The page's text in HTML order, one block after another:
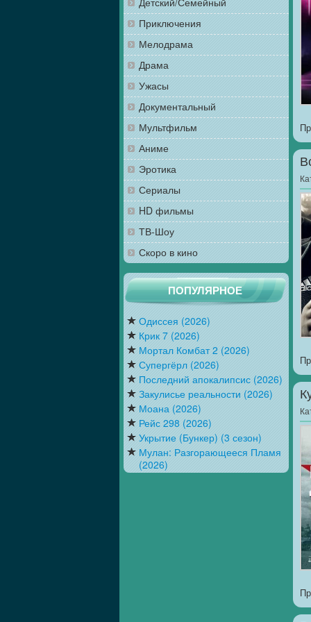
Приключения
Мелодрама
Драма
Ужасы
Документальный
Мультфильм
Аниме
Эротика
Сериалы
HD фильмы
ТВ-Шоу
Скоро в кино
ПОПУЛЯРНОЕ
Одиссея (2026)
Крик 7 (2026)
Мортал Комбат 2 (2026)
Супергёрл (2026)
Последний апокалипсис (2026)
Закулисье реальности (2026)
Моана (2026)
Рейс 298 (2026)
Укрытие (Бункер) (3 сезон)
Мулан: Разгорающееся Пламя
(2026)